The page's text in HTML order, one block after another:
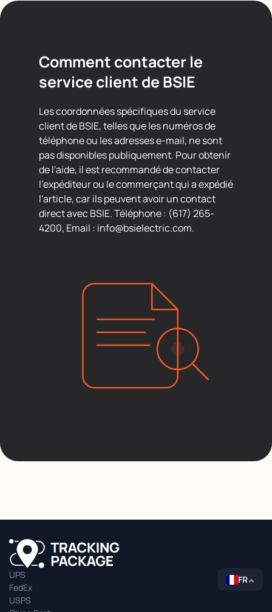
Comment contacter le
service client de BSIE
Les coordonnées spécifiques du service
client de BSIE, telles que les numéros de
téléphone ou les adresses e-mail, ne sont
pas disponibles publiquement. Pour obtenir
de l'aide, il est recommandé de contacter
l'expéditeur ou le commerçant qui a expédié
l'article, car ils peuvent avoir un contact
direct avec BSIE. Téléphone : (617) 265-
4200, Email : info@bsielectric.com.
UPS
FedEx
USPS
FR